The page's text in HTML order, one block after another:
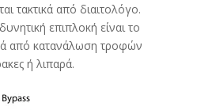
τακτικά από διαιτολόγο.
επιπλοκή είναι το
από κατανάλωση τροφών
ή λιπαρά.